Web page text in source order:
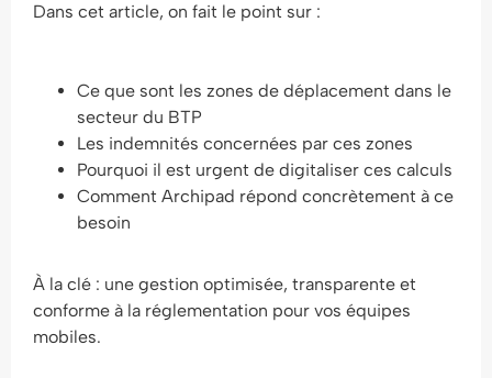
Dans cet article, on fait le point sur :
Ce que sont les zones de déplacement dans le
secteur du BTP
Les indemnités concernées par ces zones
Pourquoi il est urgent de digitaliser ces calculs
Comment Archipad répond concrètement à ce
besoin
À la clé : une gestion optimisée, transparente et
conforme à la réglementation pour vos équipes
mobiles.